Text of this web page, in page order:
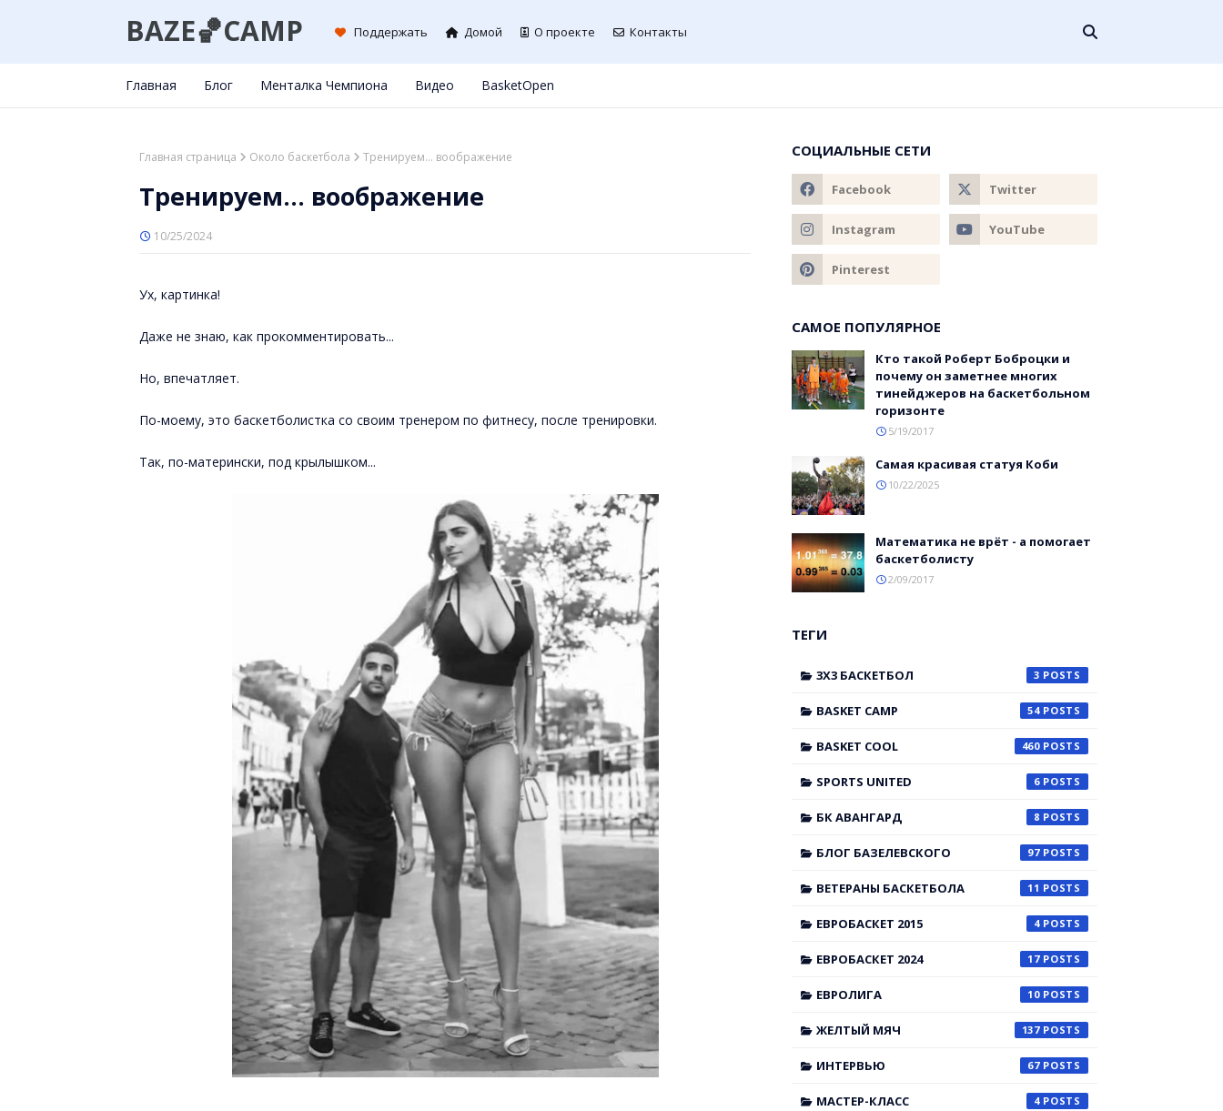
BAZE🏀CAMP Поддержать Домой О проекте Контакты
Главная Блог Менталка Чемпиона Видео BasketOpen
Главная страница Около баскетбола Тренируем... воображение
Тренируем... воображение
10/25/2024
Ух, картинка!
Даже не знаю, как прокомментировать...
Но, впечатляет.
По-моему, это баскетболистка со своим тренером по фитнесу, после тренировки.
Так, по-матерински, под крылышком...
СОЦИАЛЬНЫЕ СЕТИ
САМОЕ ПОПУЛЯРНОЕ
Кто такой Роберт Боброцки и
почему он заметнее многих
тинейджеров на баскетбольном
горизонте
5/19/2017
Самая красивая статуя Коби
10/22/2025
Математика не врёт - а помогает
баскетболисту
2/09/2017
ТЕГИ
3X3 БАСКЕТБОЛ 3
BASKET CAMP 54
BASKET COOL 460
SPORTS UNITED 6
БК АВАНГАРД 8
БЛОГ БАЗЕЛЕВСКОГО 97
ВЕТЕРАНЫ БАСКЕТБОЛА 11
ЕВРОБАСКЕТ 2015 4
ЕВРОБАСКЕТ 2024 17
ЕВРОЛИГА 10
ЖЕЛТЫЙ МЯЧ 137
ИНТЕРВЬЮ 67
МАСТЕР-КЛАСС 4